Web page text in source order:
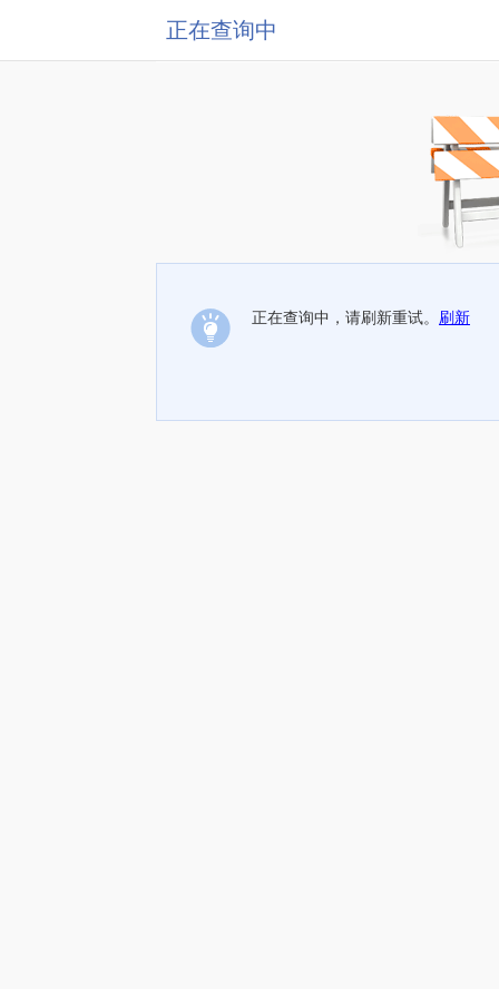
正在查询中
正在查询中，请刷新重试。 刷新